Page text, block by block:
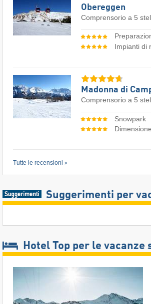
Obereggen
Comprensorio a 5
Impianti di
Madonna di
Comprensorio a 5
Snowpark
Dimensione
Tutte le recensioni
Suggerimenti per
Hotel Top per le vacanze